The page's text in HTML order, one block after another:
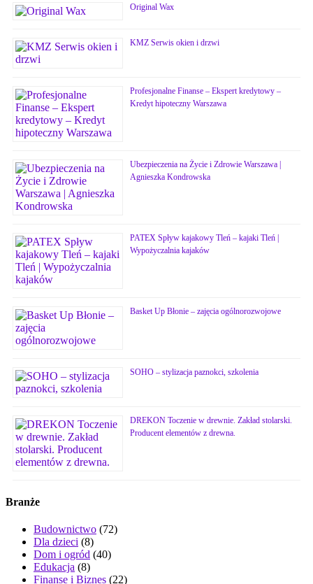
Original Wax
KMZ Serwis okien i drzwi
Profesjonalne Finanse – Ekspert kredytowy –
Kredyt hipoteczny Warszawa
Ubezpieczenia na Życie i Zdrowie Warszawa |
Agnieszka Kondrowska
PATEX Spływ kajakowy Tleń – kajaki Tleń |
Wypożyczalnia kajaków
Basket Up Błonie – zajęcia ogólnorozwojowe
SOHO – stylizacja paznokci, szkolenia
DREKON Toczenie w drewnie. Zakład stolarski.
Producent elementów z drewna.
Branże
Budownictwo (72)
Dla dzieci (8)
Dom i ogród (40)
Edukacja (8)
Finanse i Biznes (22)